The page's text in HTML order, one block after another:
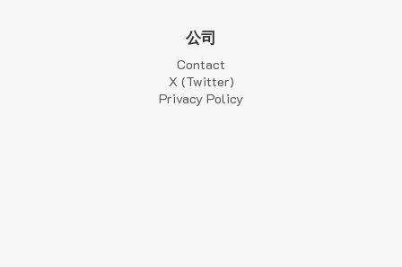
公司
Contact
X (Twitter)
Privacy Policy